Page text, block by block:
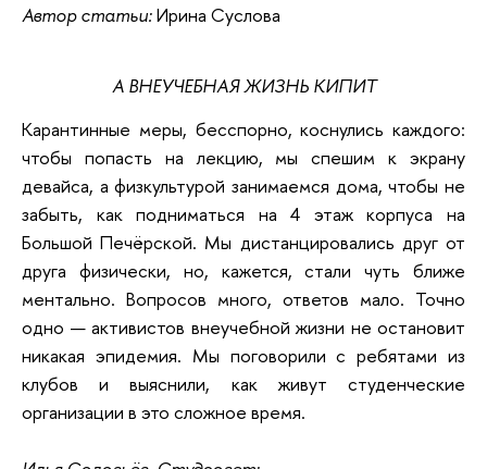
Автор статьи:Ирина Суслова
А ВНЕУЧЕБНАЯ ЖИЗНЬ КИПИТ
Карантинные меры, бесспорно, коснулись каждого:
чтобы попасть на лекцию, мы спешим к экрану
девайса, а физкультурой занимаемся дома, чтобы не
забыть, как подниматься на 4 этаж корпуса на
Большой Печёрской. Мы дистанцировались друг от
друга физически, но, кажется, стали чуть ближе
ментально. Вопросов много, ответов мало. Точно
одно — активистов внеучебной жизни не остановит
никакая эпидемия. Мы поговорили с ребятами из
клубов и выяснили, как живут студенческие
организации в это сложное время.